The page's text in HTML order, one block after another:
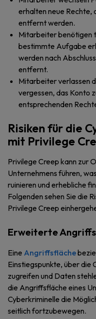
erhalten neue Rechte,
entfernt werden.
Mitarbeiter benötigen
bestimmte Aufgabe
werden nach
entfernt.
Mitarbeiter verlassen
vergessen, das Konto
entsprechenden
Risiken für die
mit Privilege
Privilege Creep kann zur
Unternehmens führen,
ruinieren und erhebliche
Folgenden sehen Sie die
Privilege Creep
Erweiterte
Eine Angriffsfläche
Einstiegspunkte, über die
zugreifen und Daten
die Angriffsfläche eines
Cyberkriminelle die
seitlich fortzubewegen.